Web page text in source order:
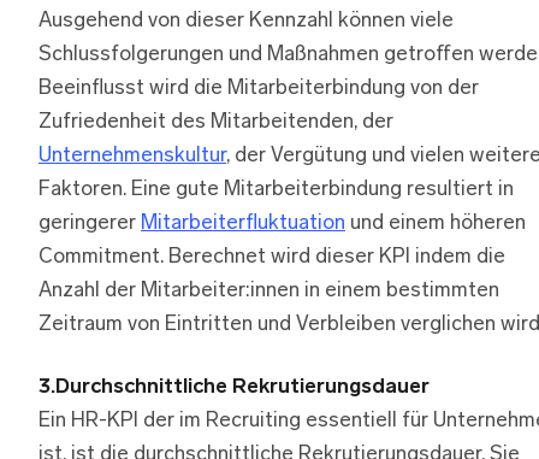
Ausgehend von dieser Kennzahl können viele
Schlussfolgerungen und Maßnahmen getroffen
Beeinflusst wird die Mitarbeiterbindung von der
Zufriedenheit des Mitarbeitenden, der
Unternehmenskultur, der Vergütung und vielen
Faktoren. Eine gute Mitarbeiterbindung resultiert in
geringerer Mitarbeiterfluktuation und einem höheren
Commitment. Berechnet wird dieser KPI indem die
Anzahl der Mitarbeiter:innen in einem bestimmten
Zeitraum von Eintritten und Verbleiben verglichen
3.Durchschnittliche Rekrutierungsdauer
Ein HR-KPI der im Recruiting essentiell für
ist, ist die durchschnittliche Rekrutierungsdauer. Sie